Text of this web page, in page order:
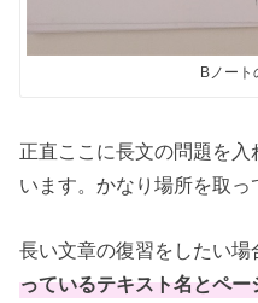
Bノート
正直ここに長文の問題を
います。かなり場所を取っ
長い文章の復習をしたい場
っているテキスト名とペ